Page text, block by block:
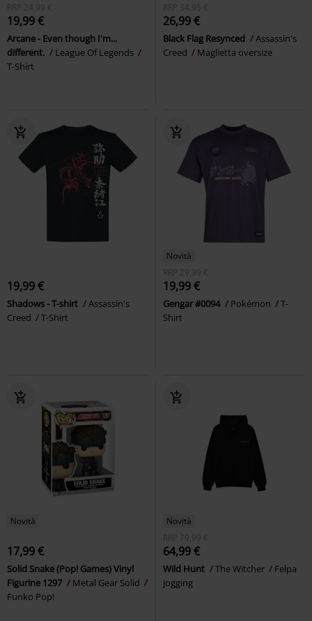
RRP
24,99 €
19,99 €
Arcane - Even though I'm...
different.
League Of Legends
T-Shirt
RRP
34,95 €
26,99 €
Black Flag Resynced
Assassin's
Creed
Maglietta oversize
19,99 €
Shadows - T-shirt
Assassin's
Creed
T-Shirt
Novità
RRP
29,99 €
19,99 €
Gengar #0094 Pokémon
T-
Shirt
Novità
17,99 €
Solid Snake (Pop! Games) Vinyl
Figurine 1297
Metal Gear Solid
Funko Pop!
Novità
RRP
79,99 €
64,99 €
Wild Hunt The Witcher
Felpa
jogging